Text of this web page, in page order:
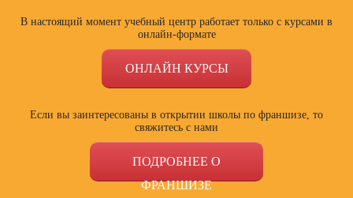
В настоящий момент учебный центр работает только с курсами в
онлайн-формате
ОНЛАЙН КУРСЫ
Если вы заинтересованы в открытии школы по франшизе, то
свяжитесь с нами
ПОДРОБНЕЕ О
ФРАНШИЗЕ